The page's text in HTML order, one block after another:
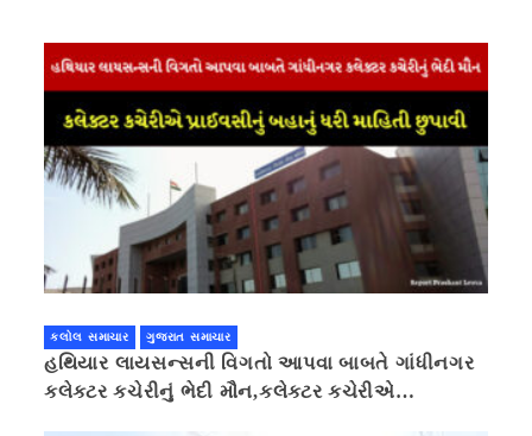
કલોલ સમાચાર ગુજરાત સમાચાર
હથિયાર લાયસન્સની વિગતો આપવા બાબતે ગાંધીનગર
કલેક્ટર કચેરીનું ભેદી મૌન,કલેક્ટર કચેરીએ